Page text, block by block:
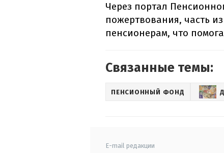
Через портал
пожертвования, часть
пенсионерам, что
Связанные темы:
ПЕНСИОННЫЙ ФОНД
E-mail редакции